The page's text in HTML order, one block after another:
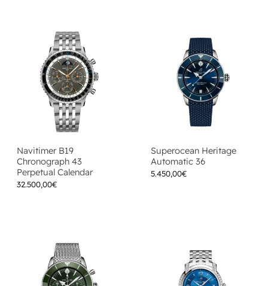
Navitimer B19
Chronograph 43
Perpetual Calendar
32.500,00€
Superocean Heritage
Automatic 36
5.450,00€